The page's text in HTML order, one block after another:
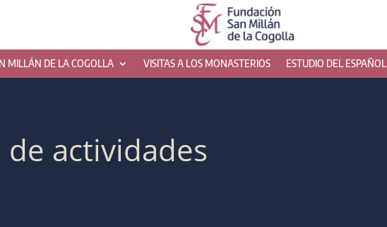
MILLÁN DE LA COGOLLA VISITAS A LOS MONASTERIOS ESTUDIO DEL ESPAÑOL
actividades